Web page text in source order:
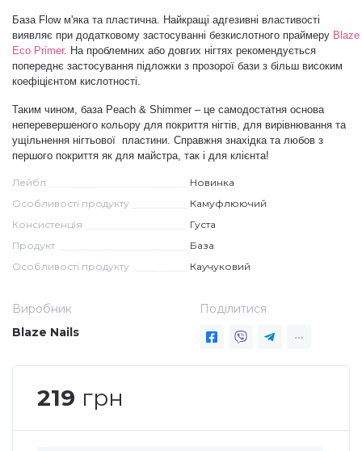
Блискітки (пісок для нігтів)
Меланж (цукровий ефект)
Каміфубукі (конфетті)
Слюда
Брокат
Фарби для розпису
База Flow м'яка та пластична. Найкращі адгезивні властивості
виявляє при додатковому застосуванні безкислотного праймеру Blaze
Eco Primer. На проблемних або довгих нігтях рекомендується
попереднє застосування підложки з прозорої бази з більш високим
коефіцієнтом кислотності.
Таким чином, база Peach & Shimmer – це самодостатня основа
неперевершеного кольору для покриття нігтів, для вирівнювання та
ущільнення нігтьової пластини. Справжня знахідка та любов з
першого покриття як для майстра, так і для клієнта!
Лейбл
Новинка
Особливості продукту
Камуфлюючий
Консистенція
Густа
Продукт
База
Особливості продукту
Каучуковий
Виробник
Blaze Nails
Поділитися
219 грн